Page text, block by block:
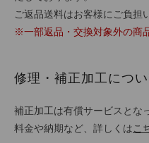
ご返品送料はお客様にご負担
※一部返品・交換対象外の商
修理・補正加工につい
補正加工は有償サービスとな
料金や納期など、詳しくは こ